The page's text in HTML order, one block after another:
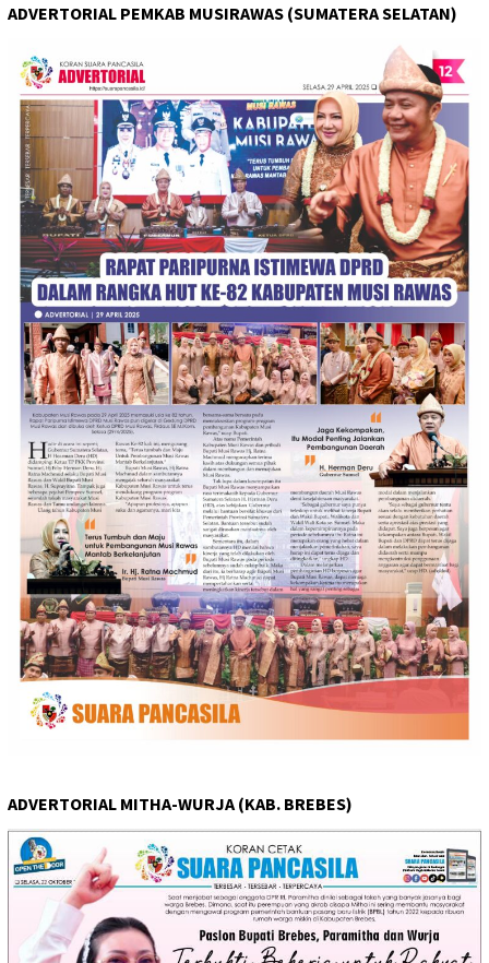
ADVERTORIAL PEMKAB MUSIRAWAS (SUMATERA SELATAN)
ADVERTORIAL MITHA-WURJA (KAB. BREBES)